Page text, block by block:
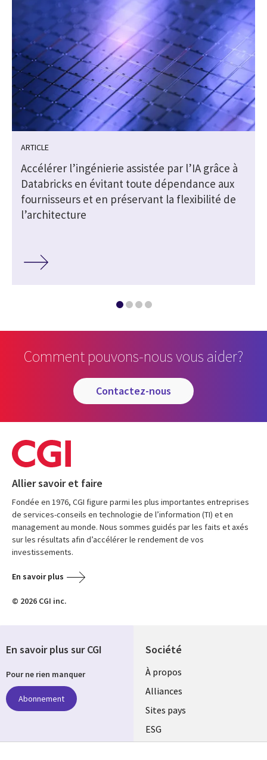
ARTICLE
Accélérer l’ingénierie assistée par l’IA grâce à
Databricks en évitant toute dépendance aux
fournisseurs et en préservant la flexibilité de
l’architecture
Comment pouvons-nous vous aider?
contactez-nous
Allier savoir et faire
Fondée en 1976, CGI figure parmi les plus importantes entreprises
de services-conseils en technologie de l’information (TI) et en
management au monde. Nous sommes guidés par les faits et axés
sur les résultats afin d’accélérer le rendement de vos
investissements.
En savoir plus
© 2026 CGI inc.
Société
À propos
Alliances
Sites pays
ESG
En savoir plus sur CGI
Pour ne rien manquer
Abonnement